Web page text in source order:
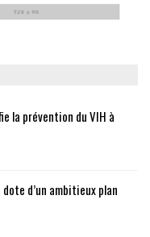
la prévention du VIH à
d’un ambitieux plan